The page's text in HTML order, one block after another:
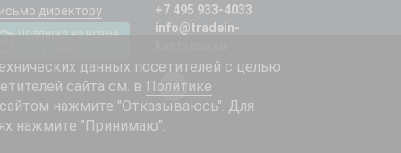
директору
Подписка на новые
+7 495 933-4033
info@tradein-
данных посетителей с целью
сайта см. в Политике
нажмите "Отказываюсь". Для
нажмите "Принимаю".